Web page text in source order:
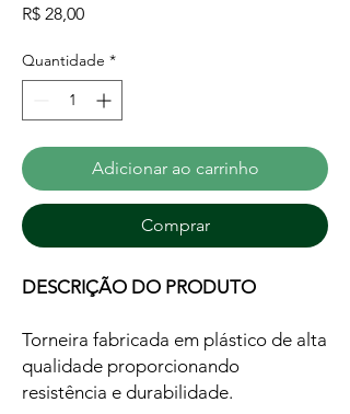
R$ 28,00Preço
Quantidade *
Adicionar ao carrinho
Comprar
DESCRIÇÃO DO PRODUTO
Torneira fabricada em plástico de alta
qualidade proporcionando
resistência e durabilidade.